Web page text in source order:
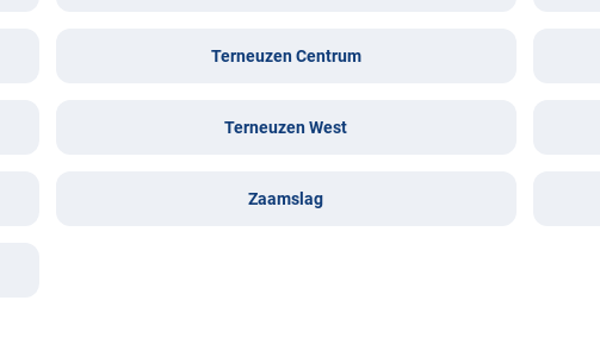
Terneuzen Centrum
Terneuzen West
Zaamslag